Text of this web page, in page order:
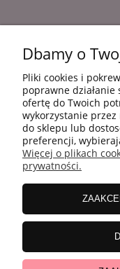
10 KROKÓW
Dbamy o
Pliki cookies i
poprawne
ofertę do Twoich
wykorzystanie
do sklepu lub
preferencji,
Więcej o plikach
prywatności.